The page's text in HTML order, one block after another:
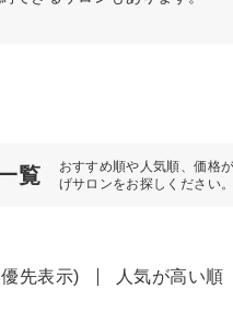
覧
おすすめ順や人気順、価格
げサロンをお探しください。
先表示) 人気が高い順